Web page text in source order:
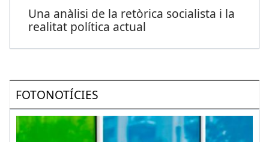
Una anàlisi de la retòrica socialista i la
realitat política actual
FOTONOTÍCIES